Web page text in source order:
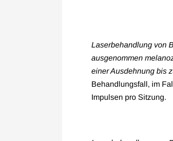
Laserbehandlung von
ausgenommen
einer Ausdehnung bis
Behandlungsfall, im
Impulsen pro Sitzung.